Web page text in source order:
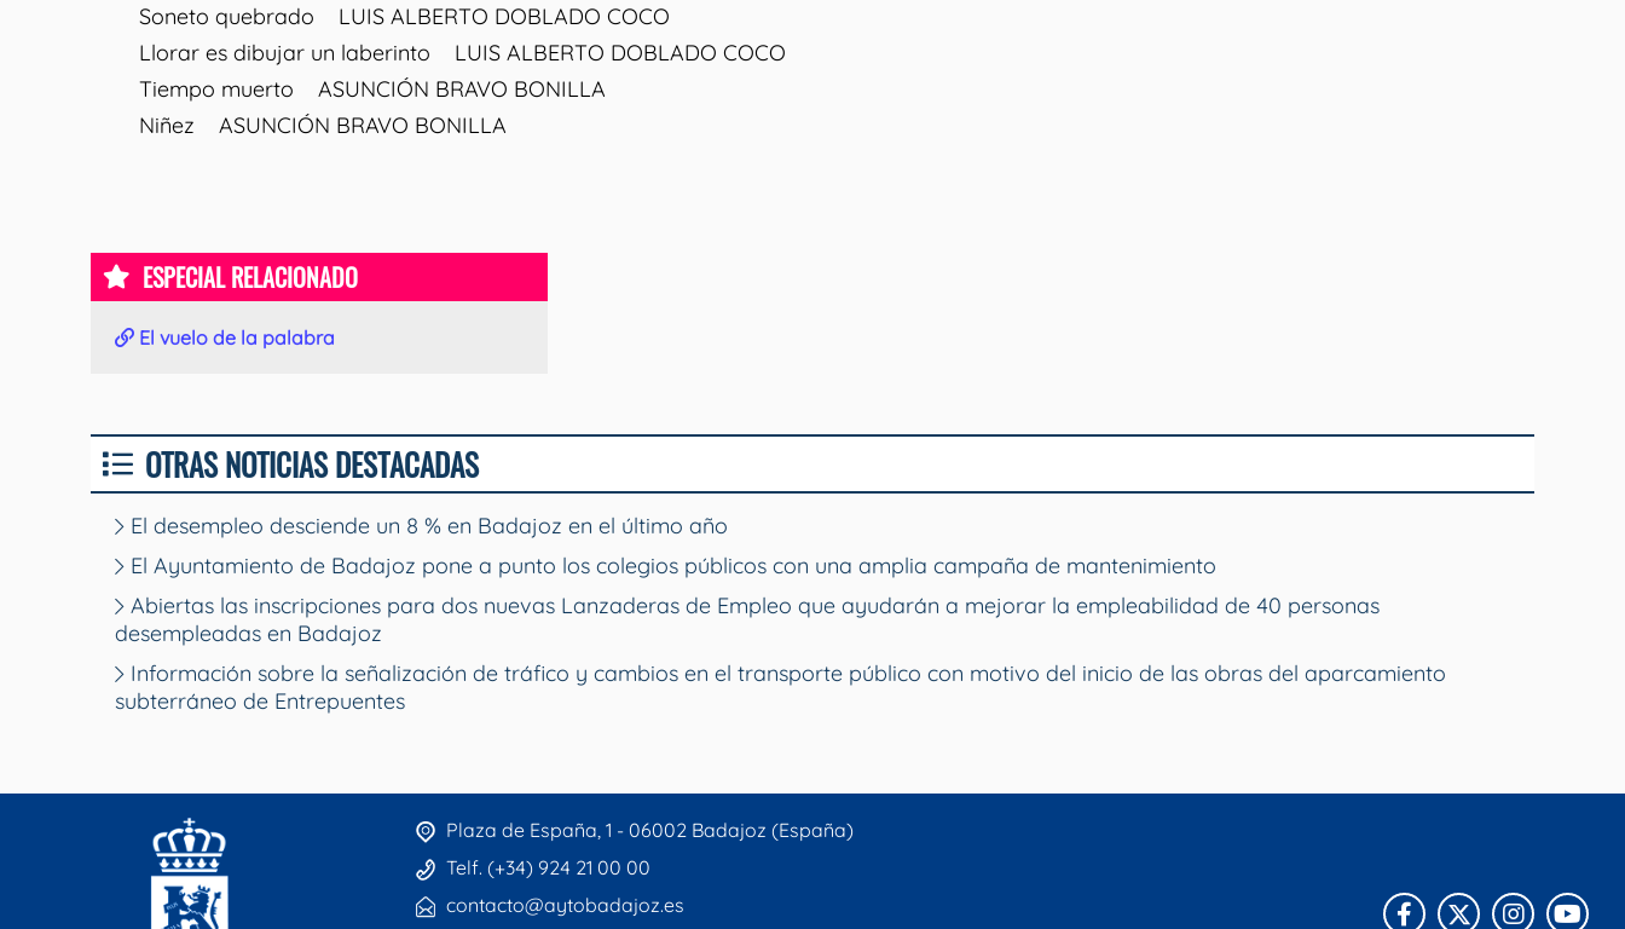
Soneto quebrado LUIS ALBERTO DOBLADO COCO
Llorar es dibujar un laberinto LUIS ALBERTO DOBLADO COCO
Tiempo muerto ASUNCIÓN BRAVO BONILLA
Niñez ASUNCIÓN BRAVO BONILLA
ESPECIAL RELACIONADO
El vuelo de la palabra
OTRAS NOTICIAS DESTACADAS
El desempleo desciende un 8 % en Badajoz en el último año
El Ayuntamiento de Badajoz pone a punto los colegios públicos con una amplia campaña de mantenimiento
Abiertas las inscripciones para dos nuevas Lanzaderas de Empleo que ayudarán a mejorar la empleabilidad de 40 personas
desempleadas en Badajoz
Información sobre la señalización de tráfico y cambios en el transporte público con motivo del inicio de las obras del aparcamiento
subterráneo de Entrepuentes
Plaza de España, 1 - 06002 Badajoz (España)
Telf. (+34) 924 21 00 00
contacto@aytobadajoz.es